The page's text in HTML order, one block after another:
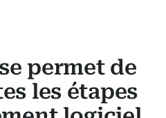
permet de
les étapes